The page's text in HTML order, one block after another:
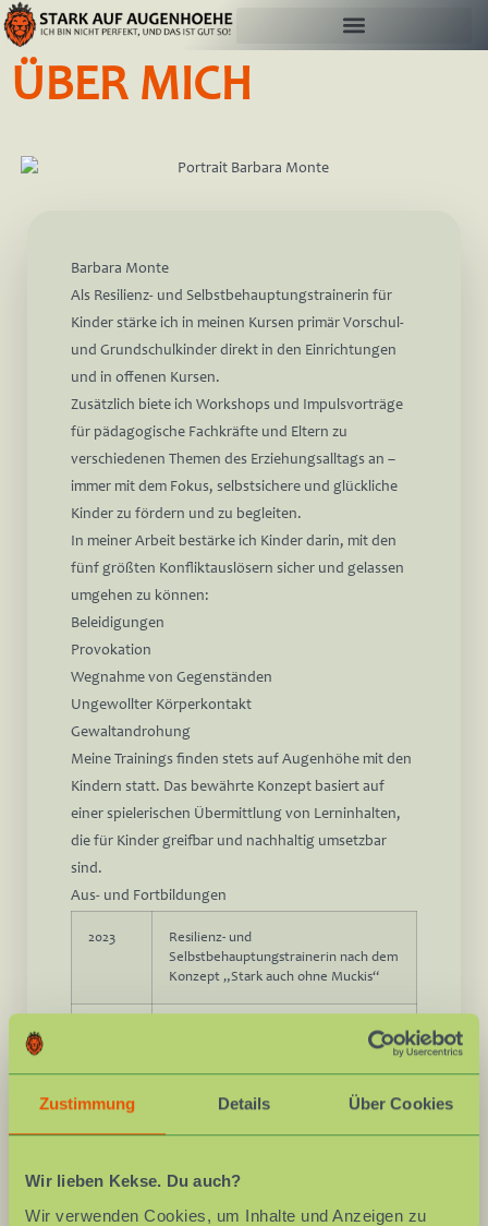
Zustimmung Details Über Cookies
Wir lieben Kekse. Du auch?
Wir verwenden Cookies, um Inhalte und Anzeigen zu
ÜBER MICH
Barbara Monte
Als Resilienz- und Selbstbehauptungstrainerin für
Kinder stärke ich in meinen Kursen primär Vorschul-
und Grundschulkinder direkt in den Einrichtungen
und in offenen Kursen.
Zusätzlich biete ich Workshops und Impulsvorträge
für pädagogische Fachkräfte und Eltern zu
verschiedenen Themen des Erziehungsalltags an –
immer mit dem Fokus, selbstsichere und glückliche
Kinder zu fördern und zu begleiten.
In meiner Arbeit bestärke ich Kinder darin, mit den
fünf größten Konfliktauslösern sicher und gelassen
umgehen zu können:
Beleidigungen
Provokation
Wegnahme von Gegenständen
Ungewollter Körperkontakt
Gewaltandrohung
Meine Trainings finden stets auf Augenhöhe mit den
Kindern statt. Das bewährte Konzept basiert auf
einer spielerischen Übermittlung von Lerninhalten,
die für Kinder greifbar und nachhaltig umsetzbar
sind.
Aus- und Fortbildungen
2023
Resilienz- und
Selbstbehauptungstrainerin nach dem
Konzept „Stark auch ohne Muckis“
2015
DTB Kursleiterin BiB „Babys in